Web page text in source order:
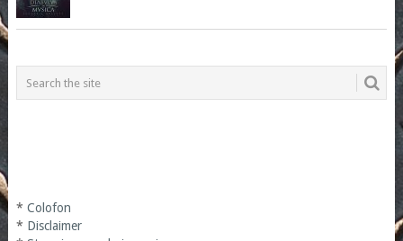
* Colofon
* Disclaimer